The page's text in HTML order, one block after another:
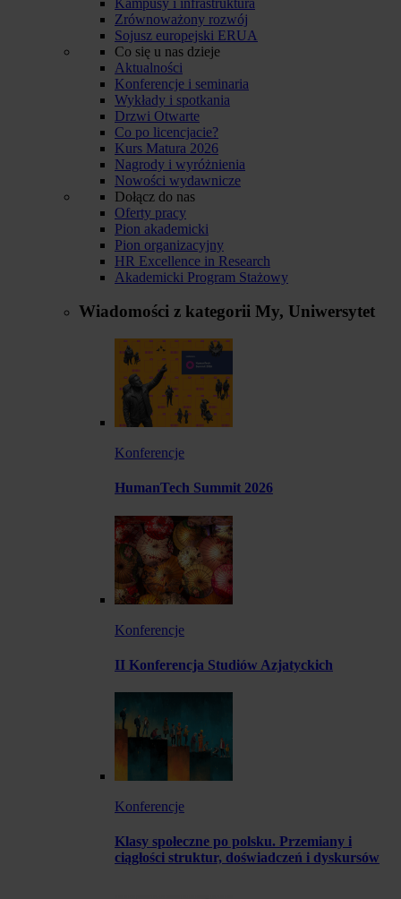
Zrównoważony rozwój
Sojusz europejski ERUA
Co się u nas dzieje
Aktualności
Konferencje i seminaria
Wykłady i spotkania
Drzwi Otwarte
Co po licencjacie?
Kurs Matura 2026
Nagrody i wyróżnienia
Nowości wydawnicze
Dołącz do nas
Oferty pracy
Pion akademicki
Pion organizacyjny
HR Excellence in Research
Akademicki Program Stażowy
Wiadomości z kategorii My, Uniwersytet
Konferencje
HumanTech Summit 2026
Konferencje
II Konferencja Studiów Azjatyckich
Konferencje
Klasy społeczne po polsku. Przemiany i
ciągłości struktur, doświadczeń i dyskursów